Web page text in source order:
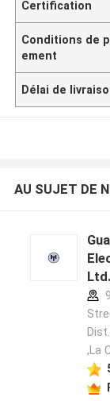
Certification
Conditions de
ement
Délai de
AU SUJET DE
,La